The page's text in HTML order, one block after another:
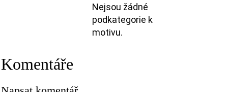
Nejsou žádné
podkategorie k
motivu.
Komentáře